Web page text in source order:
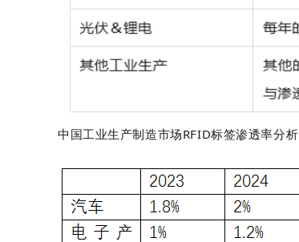
中国工业生产制造市场RFID标签渗透率分析